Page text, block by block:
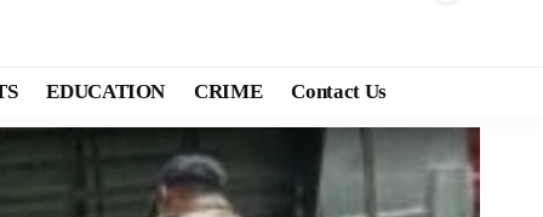
EDUCATION CRIME Contact Us